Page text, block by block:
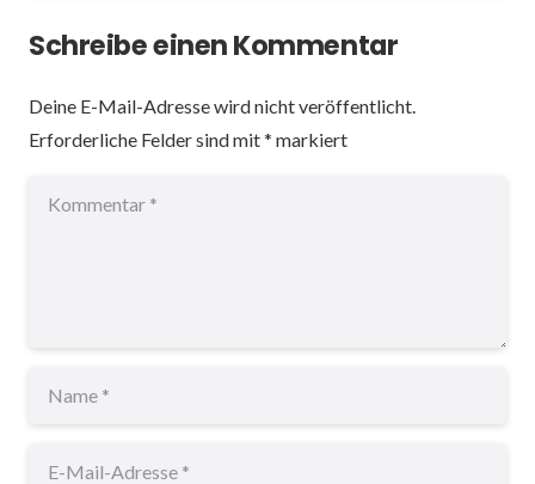
Schreibe einen Kommentar
Deine E-Mail-Adresse wird nicht veröffentlicht.
Erforderliche Felder sind mit* markiert